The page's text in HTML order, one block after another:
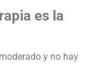
es la
y no hay